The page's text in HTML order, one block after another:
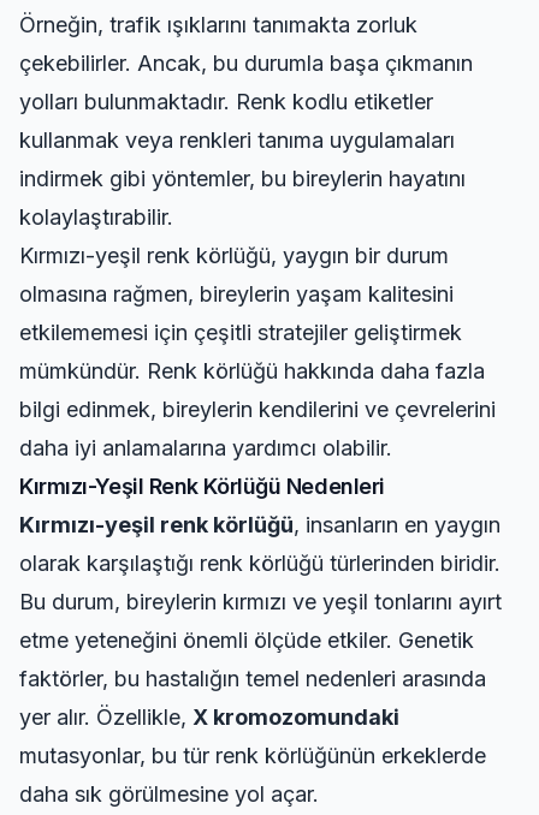
Örneğin, trafik ışıklarını tanımakta zorluk
çekebilirler. Ancak, bu durumla başa çıkmanın
yolları bulunmaktadır. Renk kodlu etiketler
kullanmak veya renkleri tanıma uygulamaları
indirmek gibi yöntemler, bu bireylerin hayatını
kolaylaştırabilir.
Kırmızı-yeşil renk körlüğü, yaygın bir durum
olmasına rağmen, bireylerin yaşam kalitesini
etkilememesi için çeşitli stratejiler geliştirmek
mümkündür. Renk körlüğü hakkında daha fazla
bilgi edinmek, bireylerin kendilerini ve çevrelerini
daha iyi anlamalarına yardımcı olabilir.
Kırmızı-Yeşil Renk Körlüğü Nedenleri
Kırmızı-yeşil renk körlüğü, insanların en yaygın
olarak karşılaştığı renk körlüğü türlerinden biridir.
Bu durum, bireylerin kırmızı ve yeşil tonlarını ayırt
etme yeteneğini önemli ölçüde etkiler. Genetik
faktörler, bu hastalığın temel nedenleri arasında
yer alır. Özellikle, X kromozomundaki
mutasyonlar, bu tür renk körlüğünün erkeklerde
daha sık görülmesine yol açar.